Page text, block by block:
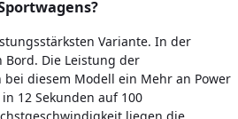
Variante. In der
Bord. Die Leistung der
diesem Modell ein Mehr an Power
12 Sekunden auf 100
liegen die